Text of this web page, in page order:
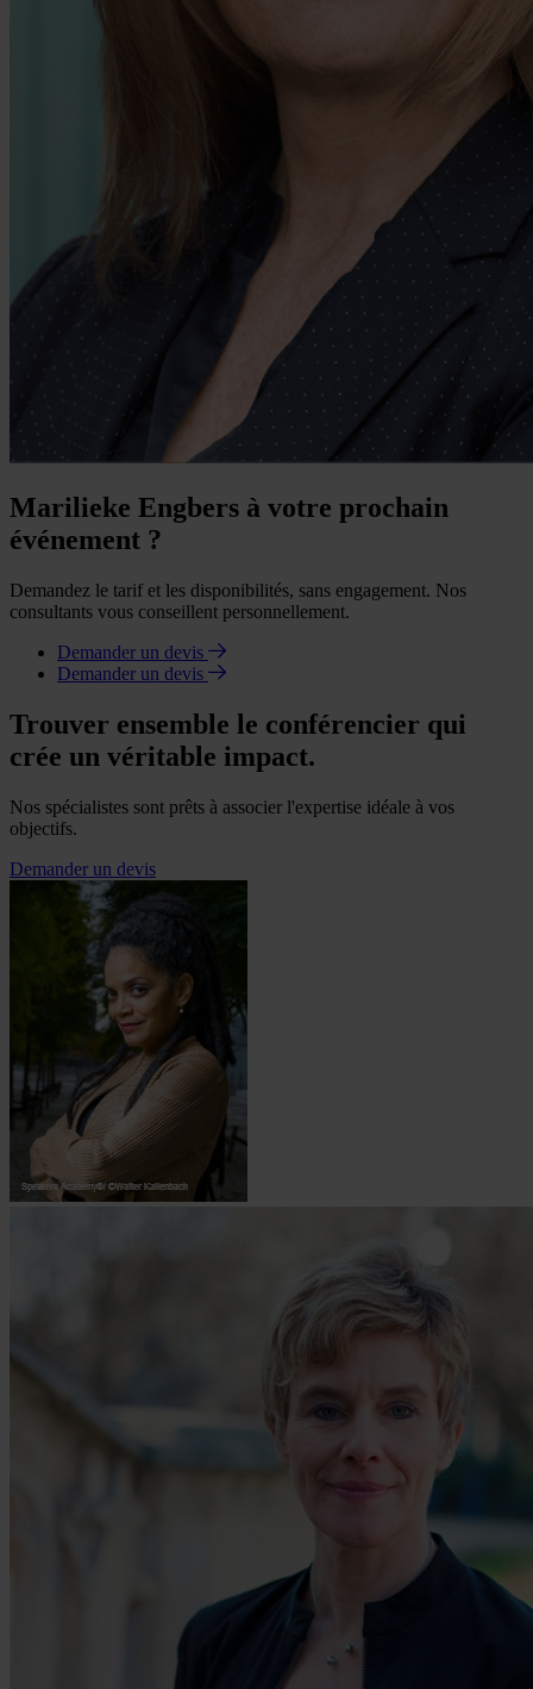
Marilieke Engbers à votre prochain
événement ?
Demandez le tarif et les disponibilités, sans engagement. Nos
consultants vous conseillent personnellement.
Demander un devis
Demander un devis
Trouver ensemble le conférencier qui
crée un véritable impact.
Nos spécialistes sont prêts à associer l'expertise idéale à vos
objectifs.
Demander un devis